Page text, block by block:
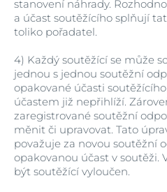
stanovení náhrady.
a účast soutěžícího splňují
toliko pořadatel.
4) Každý soutěžící se může
jednou s jednou soutěžní
opakované účasti
účastem již nepřihlíží.
zaregistrované soutěžní
měnit či upravovat. Tato
považuje za novou soutěžní
opakovanou účast v
být soutěžící vyloučen.